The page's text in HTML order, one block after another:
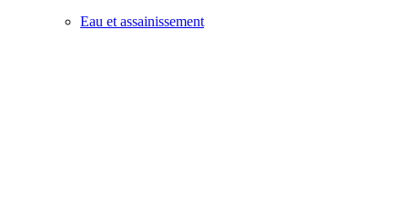
Eau et assainissement